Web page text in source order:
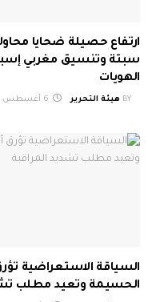
ارتفاع حصيلة ضحايا
سبتة وتنسيق مغربي
الهويات
BY هيئة التحرير
السياقة الاستعراضية
الحسيمة وتعيد مطلب